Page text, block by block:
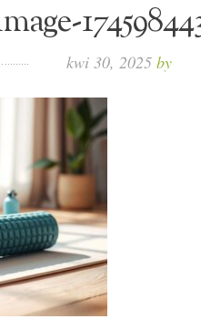
kwi 30, 2025 by